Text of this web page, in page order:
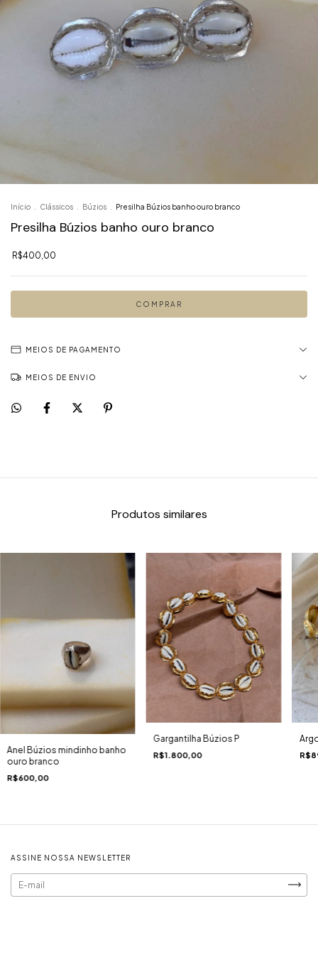
Início Clássicos Búzios Presilha Búzios banho ouro branco
Presilha Búzios banho ouro branco
R$400,00
MEIOS DE PAGAMENTO
MEIOS DE ENVIO
Produtos similares
Anel Búzios mindinho banho
ouro branco
R$600,00
Gargantilha Búzios P
R$1.800,00
ASSINE NOSSA NEWSLETTER